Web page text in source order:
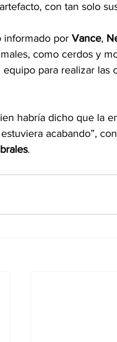
con tan solo
informado por Vance,
como cerdos y
para realizar las
habría dicho que la
acabando”,
.